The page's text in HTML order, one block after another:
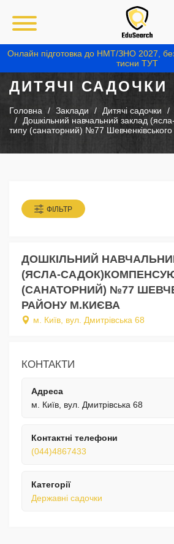
Онлайн підготовка до НМТ/ЗНО 2027,
тисни ТУТ
ДИТЯЧІ САДОЧКИ
Головна Заклади Дитячі садочки
Дошкільний навчальний заклад
типу (санаторний) №77
ФІЛЬТР
ДОШКІЛЬНИЙ
(ЯСЛА-
(САНАТОРНИЙ) №77
РАЙОНУ М.КИЄВА
м. Київ, вул. Дмитрівська 68
КОНТАКТИ
Адреса
м. Київ, вул. Дмитрівська 68
Контактні телефони
(044)4867433
Категорії
Державні садочки